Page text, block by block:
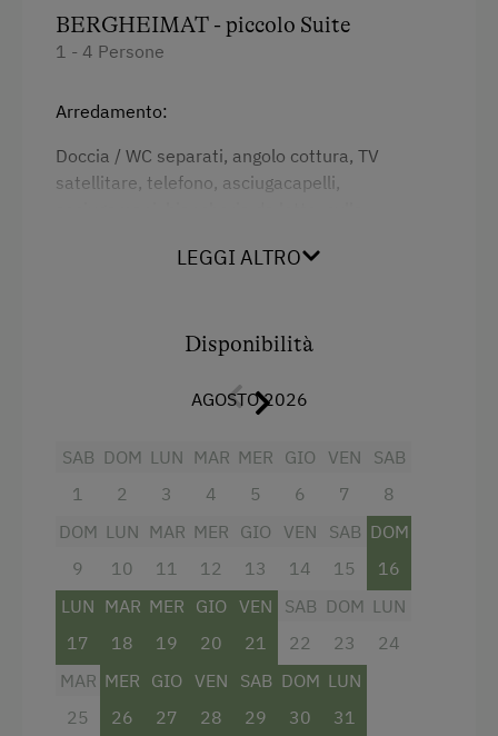
BERGHEIMAT - piccolo Suite
1 - 4 Persone
Arredamento:
Doccia / WC separati, angolo cottura, TV
satellitare, telefono, asciugacapelli,
cassaforte, attrezzatura da cucina, bollitore,
Balcone / terrazzo, vista su un paesaggio
montano unico, bevande acquistabili in casa.
servizio di consegna del pane.
Servizi
Letto matrimoniale (kingsize)
LEGGI ALTRO
Disponibilità
AGOSTO 2026
SAB
1
DOM
2
LUN
3
MAR
4
MER
5
GIO
6
VEN
7
SAB
8
DOM
9
LUN
10
MAR
11
MER
12
GIO
13
VEN
14
SAB
15
DOM
16
LUN
17
MAR
18
MER
19
GIO
20
VEN
21
SAB
22
DOM
23
LUN
24
MAR
25
MER
26
GIO
27
VEN
28
SAB
29
DOM
30
LUN
31